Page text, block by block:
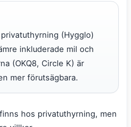
(Hygglo)
inkluderade mil och
(OKQ8, Circle K) är
mer förutsägbara.
hos privatuthyrning, men